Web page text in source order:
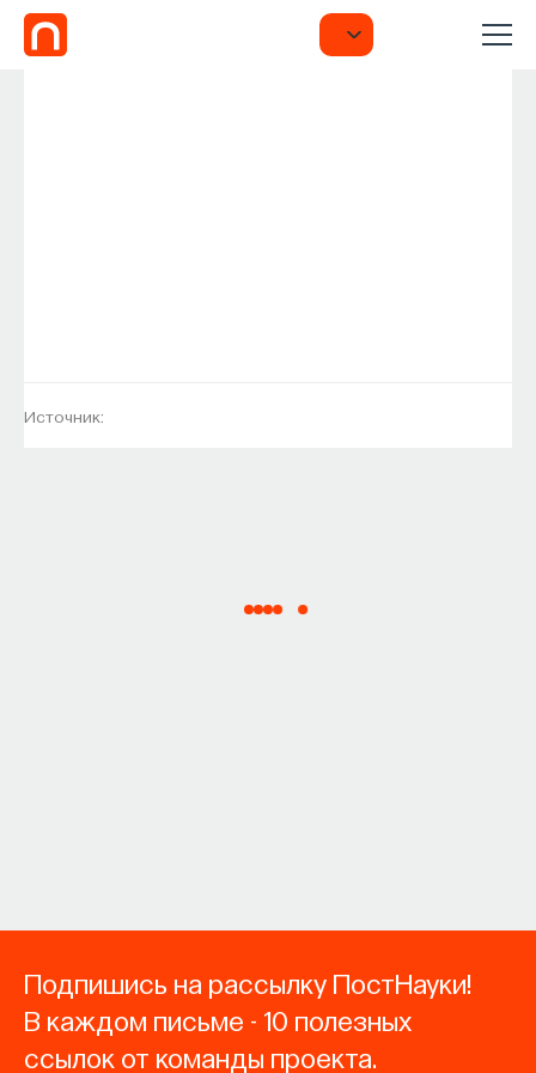
Источник:
Подпишись на рассылку ПостНауки!
В каждом письме - 10 полезных
ссылок от команды проекта.